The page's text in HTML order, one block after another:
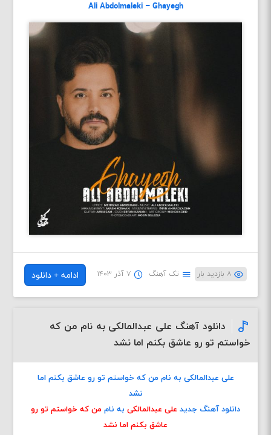
Ali Abdolmaleki – Ghayegh
۸ بازدید بار تک آهنگ ۷ آذر ۱۴۰۳ ادامه + دانلود
دانلود آهنگ علی عبدالمالکی به نام من که
خواستم تو رو عاشق بکنم اما نشد
علی عبدالمالکی به نام من که خواستم تو رو عاشق بکنم اما
نشد
دانلود آهنگ جدید علی عبدالمالکی به نام من که خواستم تو رو
عاشق بکنم اما نشد